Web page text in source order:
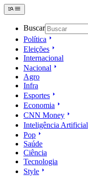
Buscar
Política
Eleições
Internacional
Nacional
Agro
Infra
Esportes
Economia
CNN Money
Inteligência Artificial
Pop
Saúde
Ciência
Tecnologia
Style